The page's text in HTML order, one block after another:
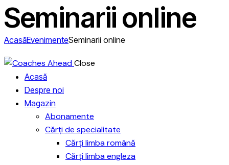
Seminarii online
AcasăEvenimenteSeminarii online
Close
Acasă
Despre noi
Magazin
Abonamente
Cărți de specialitate
Cărți limba română
Cărți limba engleza